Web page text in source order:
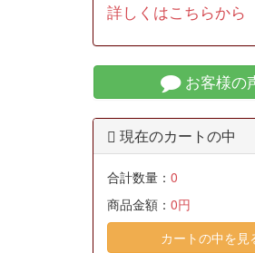
詳しくはこちらから
お客様の
現在のカートの中
合計数量： 0
商品金額： 0円
カートの中を見